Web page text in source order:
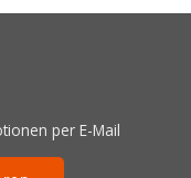
per E-Mail